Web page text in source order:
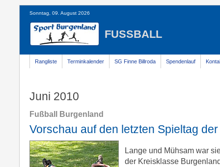
Sonntag, 09. August 2026
FUSSBALL
Rangliste Terminkalender SG Finne Billroda Spendenlauf
Juni 2010
Fußball Burgenland
Vorschau auf den letzten Spieltag
Lange und Mühsam war
der Kreisklasse